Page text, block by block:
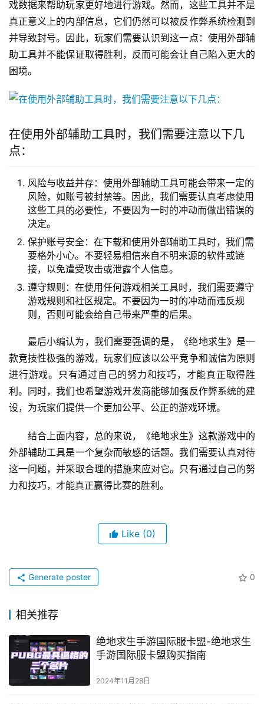
戏数据来帮助玩家更好地进行游戏。然而，这些工具并不是
真正意义上的内部信息，它们仍然可以被反作弊系统检测到
并导致封号。因此，玩家们需要认识到这一点：使用外部辅
助工具并不能保证取得胜利，反而可能会让自己陷入更大的
困境。
在使用外部辅助工具时，我们需要注意以下几
点：
风险与收益并存：使用外部辅助工具可能会带来一定的
风险，如账号被封禁等。因此，我们需要认真考虑使用
这些工具的必要性，不要因为一时的冲动而做出错误的
决定。
保护账号安全：在下载和使用外部辅助工具时，我们需
要格外小心。不要轻易相信来自不明来源的软件或链
接，以免遭受攻击或泄露个人信息。
遵守规则：在使用任何游戏相关工具时，我们需要遵守
游戏规则和社区规定。不要因为一时的冲动而违反规
则，否则可能会给自己带来严重的后果。
最后小编认为，我们需要强调的是，《绝地求生》是一
款竞技性极强的游戏，玩家们应该以公平竞争和诚信为原则
进行游戏。只有通过自己的努力和技巧，才能真正取得胜
利。同时，我们也希望游戏开发商能够加强反作弊系统的建
设，为玩家们提供一个更加公平、公正的游戏环境。
结合上面内容，总的来说，《绝地求生》这款游戏中的
外部辅助工具是一个复杂而敏感的话题。我们需要认真对待
这一问题，并采取合理的措施来应对它。只有通过自己的努
力和技巧，才能真正赢得比赛的胜利。
Like (0)
0
Generate poster
相关推荐
绝地求生手游国际服卡盟-绝地求生
手游国际服卡盟购买指南
2024年11月28日